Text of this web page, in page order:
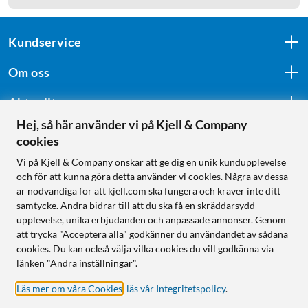
Kundservice
Om oss
Aktuellt
Följ oss
Handla från:
Sverige
Norge
Hej, så här använder vi på Kjell & Company
cookies
Vi på Kjell & Company önskar att ge dig en unik kundupplevelse
och för att kunna göra detta använder vi cookies. Några av dessa
är nödvändiga för att kjell.com ska fungera och kräver inte ditt
samtycke. Andra bidrar till att du ska få en skräddarsydd
upplevelse, unika erbjudanden och anpassade annonser. Genom
att trycka "Acceptera alla" godkänner du användandet av sådana
cookies. Du kan också välja vilka cookies du vill godkänna via
länken "Ändra inställningar".
Läs mer om våra Cookies läs vår Integritetspolicy.